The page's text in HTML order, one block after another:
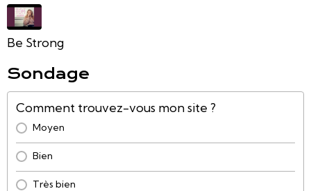
Be Strong
Sondage
Comment trouvez-vous mon site ?
Moyen
Bien
Très bien